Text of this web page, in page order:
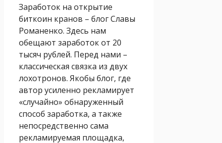
Заработок на открытие
биткоин кранов – блог Славы
Романенко. Здесь нам
обещают заработок от 20
тысяч рублей. Перед нами –
классическая связка из двух
лохотронов. Якобы блог, где
автор усиленно рекламирует
«случайно» обнаруженный
способ заработка, а также
непосредственно сама
рекламируемая площадка,